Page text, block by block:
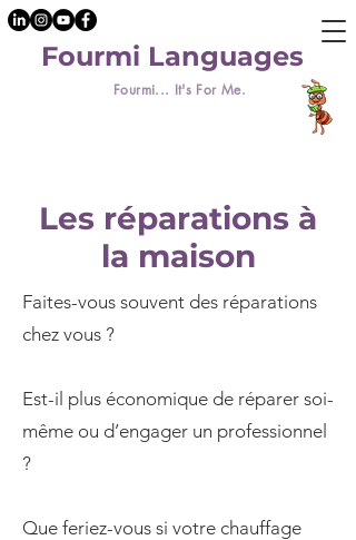
Fourmi... It's For Me.
Fourmi Languages
Les réparations à
la maison
Faites-vous souvent des réparations
chez vous ?
Est-il plus économique de réparer soi-
même ou d’engager un professionnel
?
Que feriez-vous si votre chauffage